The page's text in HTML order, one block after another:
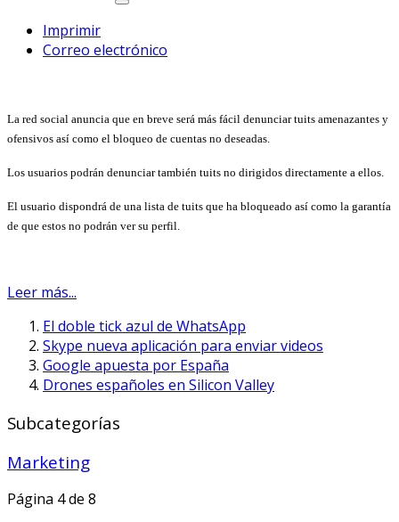
Imprimir
Correo electrónico
La red social anuncia que en breve será más fácil denunciar tuits amenazantes y
ofensivos así como el bloqueo de cuentas no deseadas.
Los usuarios podrán denunciar también tuits no dirigidos directamente a ellos.
El usuario dispondrá de una lista de tuits que ha bloqueado así como la garantía
de que estos no podrán ver su perfil.
Leer más...
El doble tick azul de WhatsApp
Skype nueva aplicación para enviar videos
Google apuesta por España
Drones españoles en Silicon Valley
Subcategorías
Marketing
Página 4 de 8